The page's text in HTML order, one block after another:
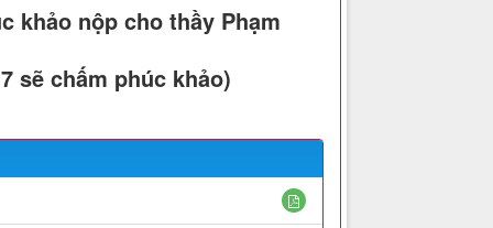
khảo nộp cho thầy Phạm
sẽ chấm phúc khảo)